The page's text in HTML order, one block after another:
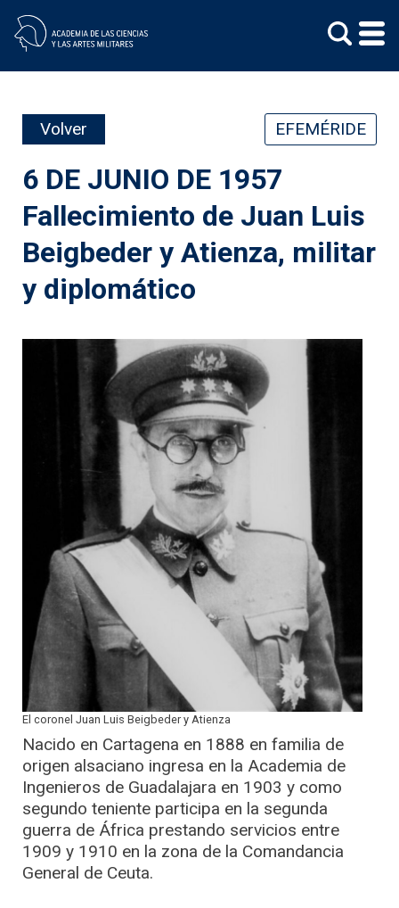
content
Volver EFEMÉRIDE
6 DE JUNIO DE 1957
Fallecimiento de Juan Luis
Beigbeder y Atienza, militar
y diplomático
El coronel Juan Luis Beigbeder y Atienza
Nacido en Cartagena en 1888 en familia de
origen alsaciano ingresa en la Academia de
Ingenieros de Guadalajara en 1903 y como
segundo teniente participa en la segunda
guerra de África prestando servicios entre
1909 y 1910 en la zona de la Comandancia
General de Ceuta.